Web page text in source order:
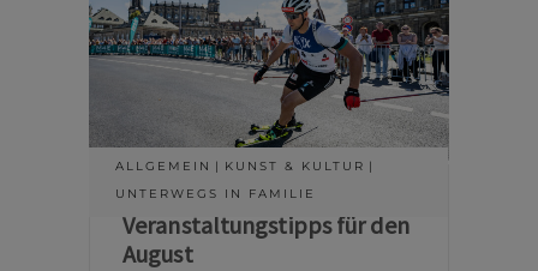
ALLGEMEIN
KUNST & KULTUR
UNTERWEGS IN FAMILIE
Veranstaltungstipps für den
August